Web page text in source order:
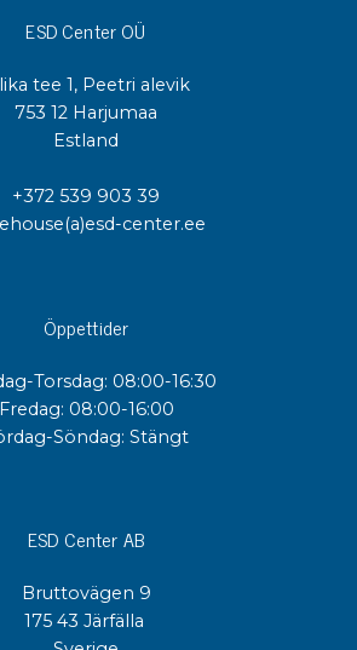
ESD Center OÜ
tee 1, Peetri alevik
753 12 Harjumaa
Estland
+372 539 903 39
center.ee
Öppettider
Torsdag: 08:00-16:30
Fredag: 08:00-16:00
Söndag: Stängt
ESD Center AB
Bruttovägen 9
175 43 Järfälla